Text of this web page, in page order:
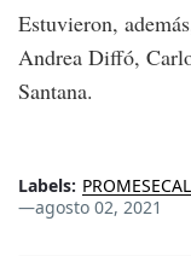
Estuvieron,
Andrea Diffó,
Santana.
Labels: PROMESECAL
—agosto 02, 2021